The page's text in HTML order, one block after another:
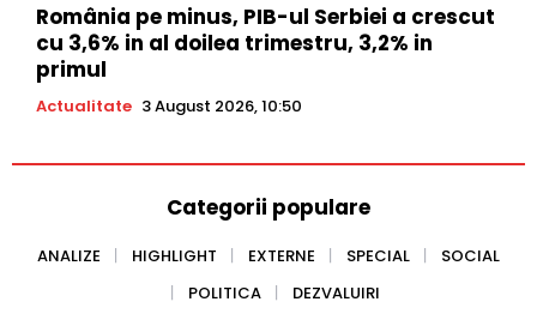
România pe minus, PIB-ul Serbiei a crescut
cu 3,6% in al doilea trimestru, 3,2% in
primul
Actualitate 3 August 2026, 10:50
Categorii populare
ANALIZE HIGHLIGHT EXTERNE SPECIAL
SOCIAL
POLITICA
DEZVALUIRI